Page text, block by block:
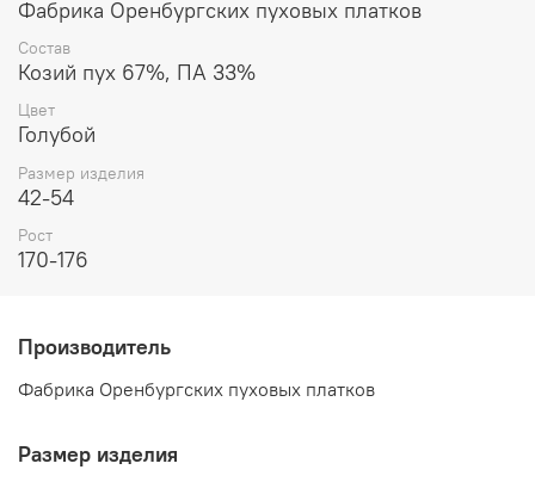
Фабрика Оренбургских пуховых платков
Состав
Козий пух 67%, ПА 33%
Цвет
Голубой
Размер изделия
42-54
Рост
170-176
Производитель
Фабрика Оренбургских пуховых платков
Размер изделия